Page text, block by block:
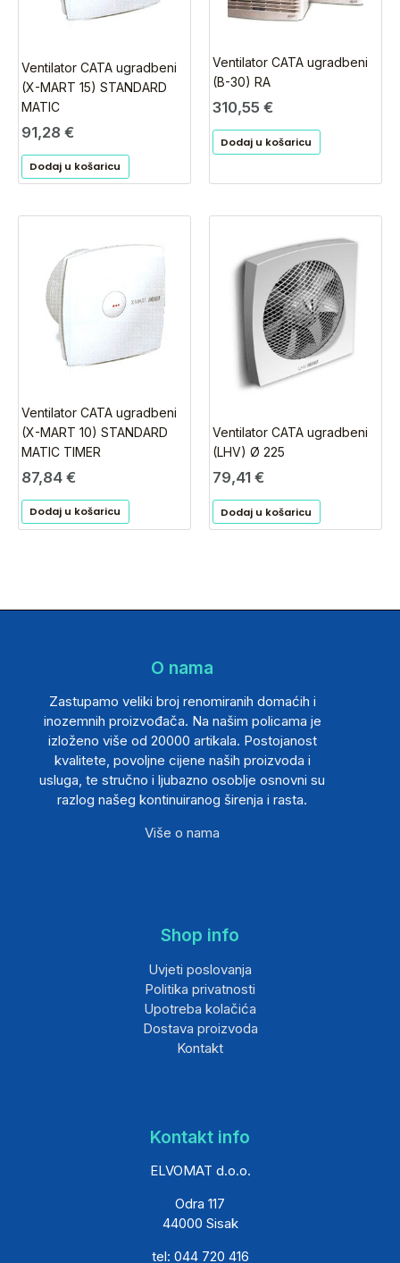
Ventilator CATA ugradbeni
(X-MART 15) STANDARD
MATIC
91,28 €
Dodaj u košaricu
Ventilator CATA ugradbeni
(B-30) RA
310,55 €
Dodaj u košaricu
Ventilator CATA ugradbeni
(X-MART 10) STANDARD
MATIC TIMER
87,84 €
Dodaj u košaricu
Ventilator CATA ugradbeni
(LHV) Ø 225
79,41 €
Dodaj u košaricu
O nama
Zastupamo veliki broj renomiranih domaćih i
inozemnih proizvođača. Na našim policama je
izloženo više od 20000 artikala. Postojanost
kvalitete, povoljne cijene naših proizvoda i
usluga, te stručno i ljubazno osoblje osnovni su
razlog našeg kontinuiranog širenja i rasta.
Više o nama
Shop info
Uvjeti poslovanja
Politika privatnosti
Upotreba kolačića
Dostava proizvoda
Kontakt
Kontakt info
ELVOMAT d.o.o.
Odra 117
44000 Sisak
tel: 044 720 416